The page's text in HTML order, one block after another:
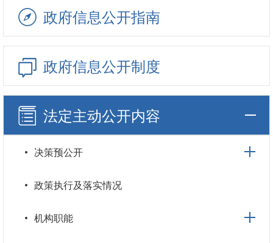
政府信息公开指南
政府信息公开制度
法定主动公开内容
决策预公开
政策执行及落实情况
机构职能